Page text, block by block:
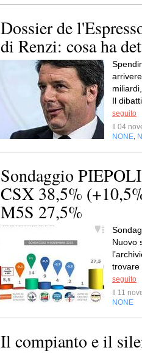
Dossier de
di Renzi: cosa ha
Il
seguito
Il 04
NONE
Sondaggio
CSX 38,5%
M5S 27,5%
Nuovo
trovare
seguito
Il 11
NONE
Il compianto e il